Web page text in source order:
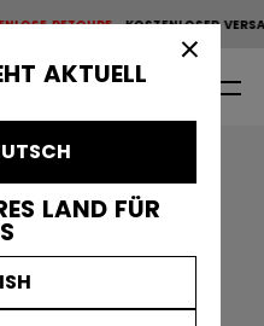
AKTUELL
LAND FÜR
anhalten.
RETOURE KOSTENLOSER
EURO KOSTENLOSE
0